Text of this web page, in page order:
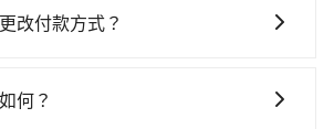
24分鐘在轉乘與等車上，現在還不馬
這類乘坐體驗較差的車款，如果人
客遺留的垃圾或者撞凹的車門仍未被
叫車的難度是雙北市的490倍。綜合
地美景和文化，讓您的旅程更加輕鬆
的需求進行選擇。此外，為確保您的
提供優於其他業者更彈性的取消政
改付款方式？
凌晨六點前填寫取消訂單申請表，取
何？